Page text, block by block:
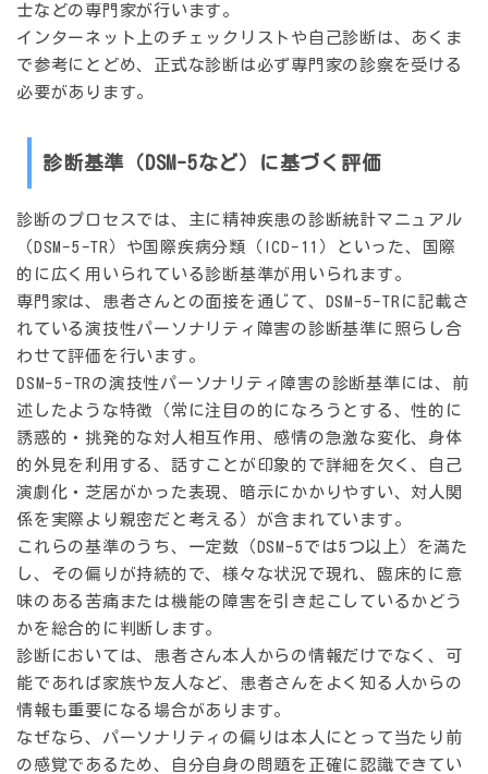
士などの専門家が行います。
インターネット上のチェックリストや自己診断は、あくま
で参考にとどめ、 正式な診断は必ず専門家の診察を受ける
必要があります。
診断基準（DSM-5など）に基づく評価
診断のプロセスでは、主に 精神疾患の診断統計マニュアル
（DSM-5-TR） や国際疾病分類（ICD-11）
といった、国際
的に広く用いられている診断基準が用いられます。
専門家は、患者さんとの面接を通じて、DSM-5-TRに記載さ
れている演技性パーソナリティ障害の診断基準に照らし合
わせて評価を行います。
DSM-5-TRの演技性パーソナリティ障害の診断基準には、前
述したような特徴（常に注目の的になろうとする、性的に
誘惑的・挑発的な対人相互作用、感情の急激な変化、身体
的外見を利用する、話すことが印象的で詳細を欠く、自己
演劇化・芝居がかった表現、暗示にかかりやすい、対人関
係を実際より親密だと考える）が含まれています。
これらの基準のうち、一定数（DSM-5では5つ以上）を満た
し、その偏りが持続的で、様々な状況で現れ、臨床的に意
味のある苦痛または機能の障害を引き起こしているかどう
かを総合的に判断します。
診断においては、患者さん本人からの情報だけでなく、可
能であれば 家族や友人など、患者さんをよく知る人からの
情報も重要 になる場合があります。
なぜなら、パーソナリティの偏りは本人にとって当たり前
の感覚であるため、自分自身の問題を正確に認識できてい